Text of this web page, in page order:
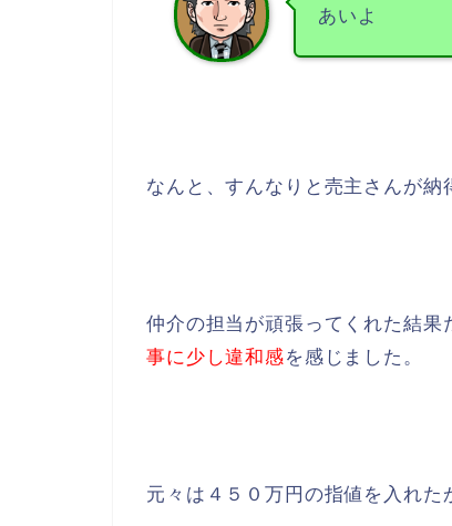
あいよ
なんと、すんなりと売主さんが納
仲介の担当が頑張ってくれた結果
事に少し違和感を感じました。
元々は４５０万円の指値を入れた